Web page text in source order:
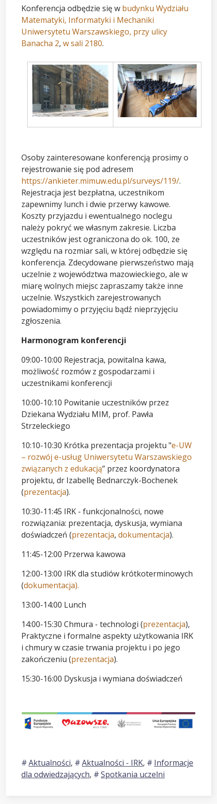
Konferencja odbędzie się w budynku Wydziału
Matematyki, Informatyki i Mechaniki
Uniwersytetu Warszawskiego, przy ulicy
Banacha 2, w sali 2180.
Osoby zainteresowane konferencją prosimy o
rejestrowanie się pod adresem
https://ankieter.mimuw.edu.pl/surveys/119/.
Rejestracja jest bezpłatna, uczestnikom
zapewnimy lunch i dwie przerwy kawowe.
Koszty przyjazdu i ewentualnego noclegu
należy pokryć we własnym zakresie. Liczba
uczestników jest ograniczona do ok. 100, ze
względu na rozmiar sali, w której odbędzie się
konferencja. Zdecydowane pierwszeństwo mają
uczelnie z województwa mazowieckiego, ale w
miarę wolnych miejsc zapraszamy także inne
uczelnie. Wszystkich zarejestrowanych
powiadomimy o przyjęciu bądź nieprzyjęciu
zgłoszenia.
Harmonogram konferencji
09:00-10:00 Rejestracja, powitalna kawa,
możliwość rozmów z gospodarzami i
uczestnikami konferencji
10:00-10:10 Powitanie uczestników przez
Dziekana Wydziału MIM, prof. Pawła
Strzeleckiego
10:10-10:30 Krótka prezentacja projektu "e-UW
– rozwój e-usług Uniwersytetu Warszawskiego
związanych z edukacją” przez koordynatora
projektu, dr Izabellę Bednarczyk-Bochenek
(prezentacja).
10:30-11:45 IRK - funkcjonalności, nowe
rozwiązania: prezentacja, dyskusja, wymiana
doświadczeń (prezentacja, dokumentacja).
11:45-12:00 Przerwa kawowa
12:00-13:00 IRK dla studiów krótkoterminowych
(dokumentacja).
13:00-14:00 Lunch
14:00-15:30 Chmura - technologi (prezentacja),
Praktyczne i formalne aspekty użytkowania IRK
i chmury w czasie trwania projektu i po jego
zakończeniu (prezentacja).
15:30-16:00 Dyskusja i wymiana doświadczeń
Aktualności, Aktualności - IRK,
Informacje
dla odwiedzających, Spotkania uczelni